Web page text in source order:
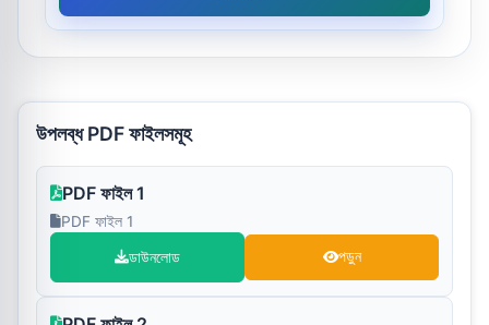
উপলব্ধ PDF ফাইলসমূহ
PDF ফাইল 1
PDF ফাইল 1
ডাউনলোড পড়ুন